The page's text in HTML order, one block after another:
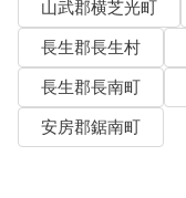
山武郡横芝光町
長生郡長生村
長生郡長南町
安房郡鋸南町